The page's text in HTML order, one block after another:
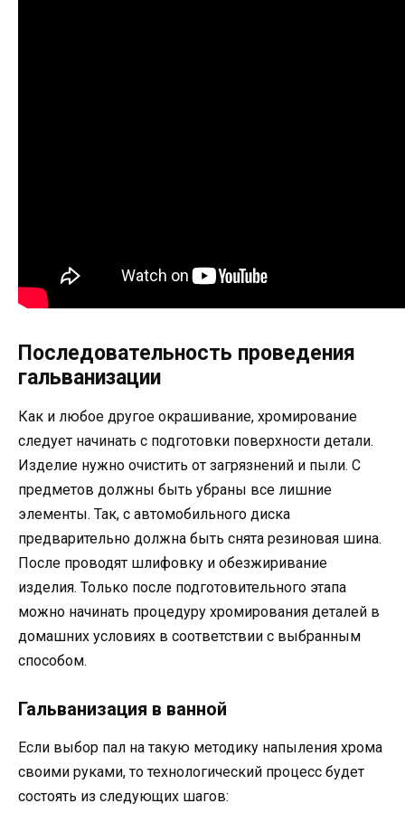
Последовательность проведения
гальванизации
Как и любое другое окрашивание, хромирование
следует начинать с подготовки поверхности детали.
Изделие нужно очистить от загрязнений и пыли. С
предметов должны быть убраны все лишние
элементы. Так, с автомобильного диска
предварительно должна быть снята резиновая шина.
После проводят шлифовку и обезжиривание
изделия. Только после подготовительного этапа
можно начинать процедуру хромирования деталей в
домашних условиях в соответствии с выбранным
способом.
Гальванизация в ванной
Если выбор пал на такую методику напыления хрома
своими руками, то технологический процесс будет
состоять из следующих шагов: